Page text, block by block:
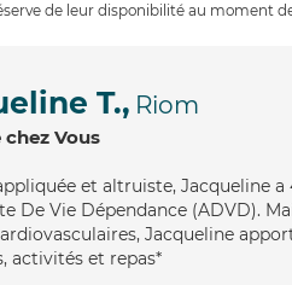
de leur disponibilité au moment
T., Riom
Vous
et altruiste, Jacqueline
De Vie Dépendance (ADVD).
Jacqueline
activités et repas*